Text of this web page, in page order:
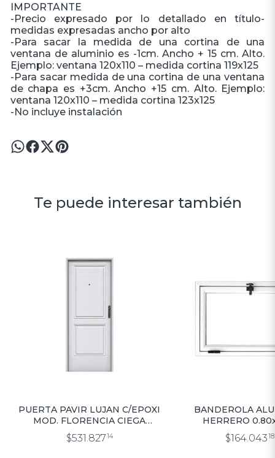
IMPORTANTE
-Precio expresado por lo detallado en título-
medidas expresadas ancho por alto
-Para sacar la medida de una cortina de una
ventana de aluminio es -1cm. Ancho + 15 cm. Alto.
Ejemplo: ventana 120x110 – medida cortina 119x125
-Para sacar medida de una cortina de una ventana
de chapa es +3cm. Ancho +15 cm. Alto. Ejemplo:
ventana 120x110 – medida cortina 123x125
-No incluye instalación
Te puede interesar también
PUERTA PAVIR LUJAN C/EPOXI
MOD. FLORENCIA CIEGA
0.80×2.00
$531.82714
BANDEROLA
HERRERO
$164.04318